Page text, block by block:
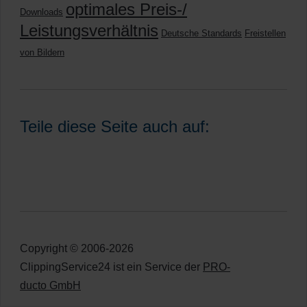
Downloads optimales Preis-/
Leistungsverhältnis Deutsche Standards Freistellen
von Bildern
Teile diese Seite auch auf:
Copyright © 2006-2026
ClippingService24 ist ein Service der PRO-
ducto GmbH